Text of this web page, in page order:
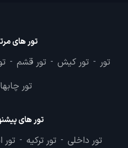
تور های
تور - تور کیش - تور قشم -
تور
تور های
تور داخلی - تور ترکیه - تور